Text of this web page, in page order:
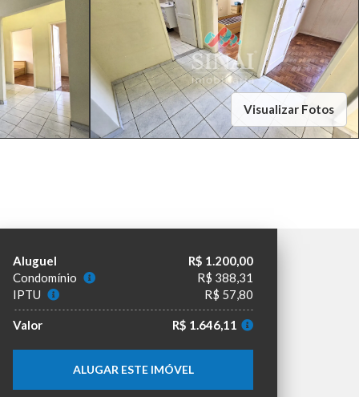
Visualizar Fotos
Aluguel
R$ 1.200,00
Condomínio
R$ 388,31
IPTU
R$ 57,80
Valor R$ 1.646,11
ALUGAR ESTE IMÓVEL